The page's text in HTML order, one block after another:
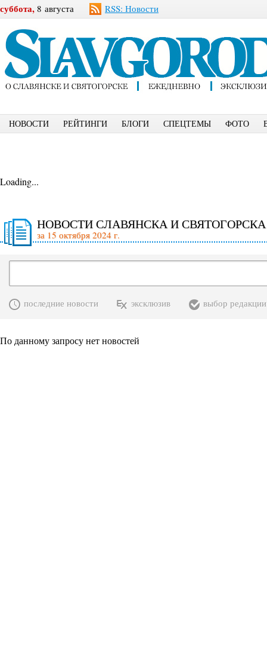
суббота, 8 августа RSS: Новости
НОВОСТИ РЕЙТИНГИ БЛОГИ СПЕЦТЕМЫ ФОТО
Loading...
НОВОСТИ СЛАВЯНСКА И СВЯТОГОРСКА
за 15 октября 2024 г.
последние новости эксклюзив выбор редакции
По данному запросу нет новостей